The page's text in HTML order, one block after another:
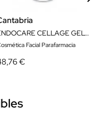
ENDOCARE CELLAGE GELCREAM 50 ML
Facial Parafarmacia
€